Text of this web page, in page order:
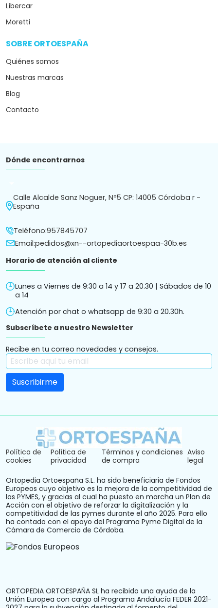
Libercar
Moretti
SOBRE ORTOESPAÑA
Quiénes somos
Nuestras marcas
Blog
Contacto
Dónde encontrarnos
Calle Alcalde Sanz Noguer, Nº5 CP: 14005 Córdoba r -
España
Teléfono:957845707
Email:pedidos@xn--ortopediaortoespaa-30b.es
Horario de atención al cliente
Lunes a Viernes de 9:30 a 14 y 17 a 20.30 | Sábados de 10
a 14
Atención por chat o whatsapp de 9:30 a 20.30h.
Subscríbete a nuestro Newsletter
Recibe en tu correo novedades y consejos.
Política de
cookies
Política de
privacidad
Términos y condiciones
de compra
Aviso
legal
Ortopedia Ortoespaña S.L. ha sido beneficiaria de Fondos
Europeos cuyo objetivo es la mejora de la competitividad de
las PYMES, y gracias al cual ha puesto en marcha un Plan de
Acción con el objetivo de reforzar la digitalización y la
competitividad de las pymes durante el año 2025. Para ello
ha contado con el apoyo del Programa Pyme Digital de la
Cámara de Comercio de Córdoba.
ORTOPEDIA ORTOESPAÑA SL ha recibido una ayuda de la
Unión Europea con cargo al Programa Andalucía FEDER 2021-